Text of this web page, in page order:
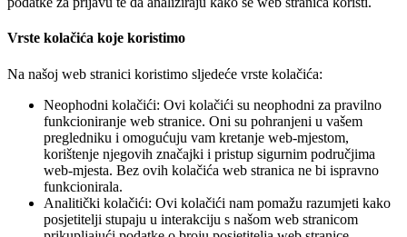
Vrste kolačića koje koristimo
Na našoj web stranici koristimo sljedeće vrste kolačića:
Neophodni kolačići: Ovi kolačići su neophodni za pravilno
funkcioniranje web stranice. Oni su pohranjeni u vašem
pregledniku i omogućuju vam kretanje web-mjestom,
korištenje njegovih značajki i pristup sigurnim područjima
web-mjesta. Bez ovih kolačića web stranica ne bi ispravno
funkcionirala.
Analitički kolačići: Ovi kolačići nam pomažu razumjeti kako
posjetitelji stupaju u interakciju s našom web stranicom